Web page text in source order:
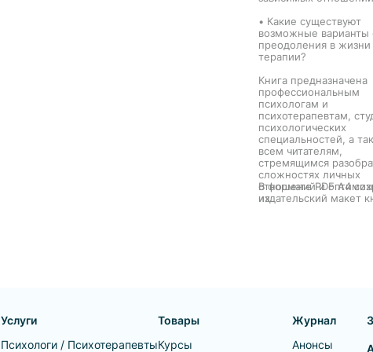
• Какие существуют
возможные варианты
преодоления в жизни
терапии?
Книга предназначена
профессиональным
психологам и
психотерапевтам,
психологических
специальностей, а
всем читателям,
стремящимся
сложностях личных
отношений и
их.
В формате PDF A4
издательский макет
Услуги
Психологи / Психотерапевты
Товары
Курсы
Журнал
Анонсы